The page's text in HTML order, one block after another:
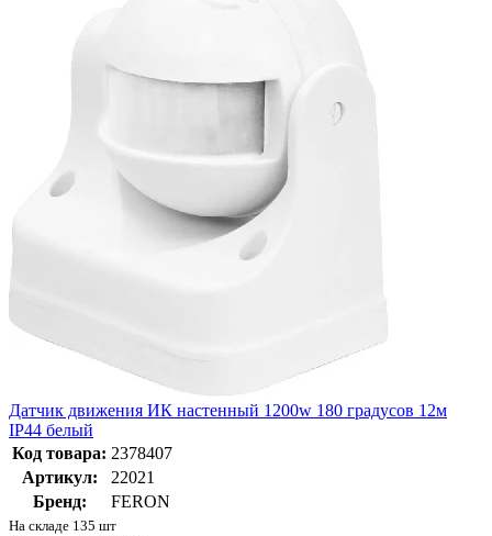
Датчик движения ИК настенный 1200w 180 градусов 12м
IP44 белый
Код товара: 2378407
Артикул:
22021
Бренд:
FERON
На складе 135 шт